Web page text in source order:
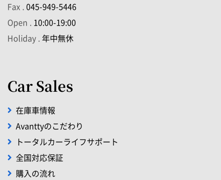
Fax .045-949-5446
Open . 10:00-19:00
Holiday .年中無休
Car Sales
在庫車情報
Avanttyのこだわり
トータルカーライフサポート
全国対応保証
購入の流れ